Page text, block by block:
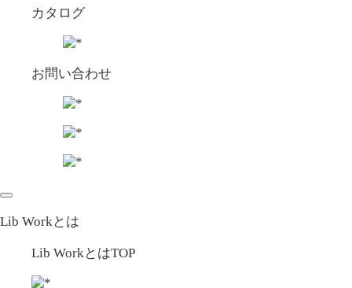
カタログ
お問い合わせ
Lib Workとは
Lib WorkとはTOP